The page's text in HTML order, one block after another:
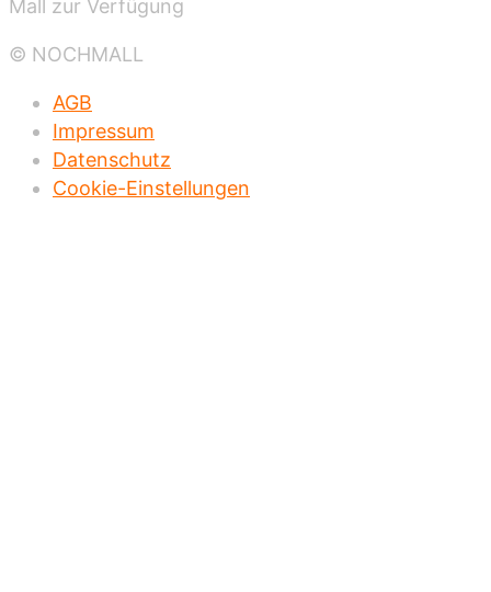
Mall zur Verfügung
© NOCHMALL
AGB
Impressum
Datenschutz
Cookie-Einstellungen